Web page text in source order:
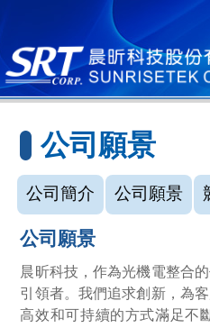
公司願景
公司簡介 公司願景
公司願景
晨昕科技，作為光機電整合
引領者。我們追求創新，為
高效和可持續的方式滿足不